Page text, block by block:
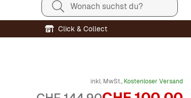
Wonach suchst du?
Click & Collect
inkl. MwSt., Kostenloser Versand